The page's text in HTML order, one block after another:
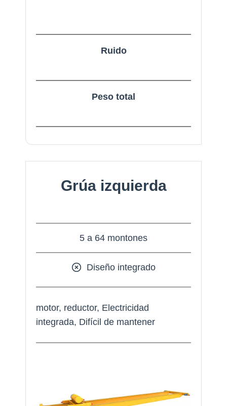
Ruido
Peso total
Grúa izquierda
5 a 64 montones
Diseño integrado
motor, reductor, Electricidad
integrada, Difícil de mantener